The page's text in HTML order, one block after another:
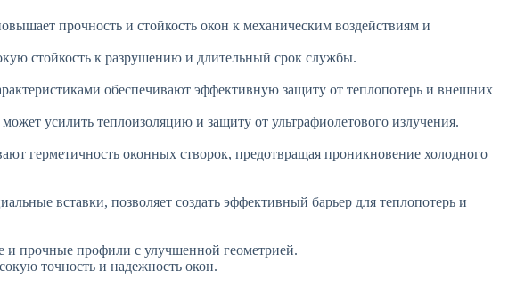
прочность и стойкость окон к механическим воздействиям и
стойкость к разрушению и длительный срок службы.
обеспечивают эффективную защиту от теплопотерь и внешних
усилить теплоизоляцию и защиту от ультрафиолетового излучения.
герметичность оконных створок, предотвращая проникновение холодного
вставки, позволяет создать эффективный барьер для теплопотерь и
и прочные профили с улучшенной геометрией.
точность и надежность окон.